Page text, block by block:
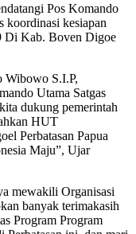
Pos Komando
koordinasi kesiapan
Di Kab. Boven Digoe
Wibowo S.I.P,
Utama Satgas
dukung pemerintah
HUT
Perbatasan Papua
Maju”, Ujar
mewakili Organisasi
banyak terimakasih
Program Program